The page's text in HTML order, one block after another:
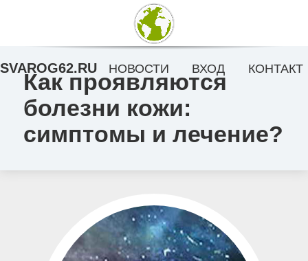
Как проявляются
болезни кожи:
симптомы и лечение?
SVAROG62.RU НОВОСТИ ВХОД КОНТАКТ